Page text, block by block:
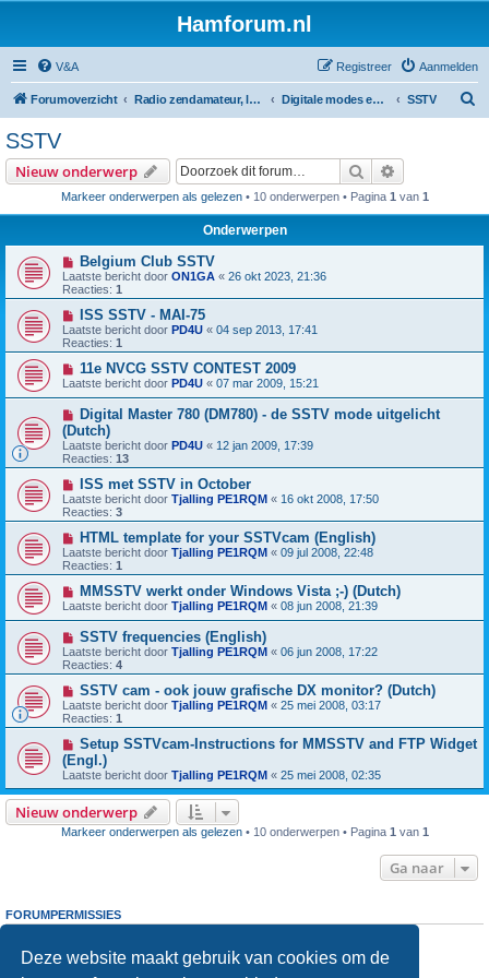
Deze website maakt gebruik van cookies om de
Hamforum.nl
V&A Aanmelden
Registreer
Forumoverzicht Radio zendamateur, luisteramateur en elektronica zelfbouw Digitale modes en morse (CW) SSTV
SSTV
Nieuw onderwerp Zoek
Markeer onderwerpen als gelezen• 10 onderwerpen • Pagina 1 van 1
Onderwerpen
Belgium Club SSTV
Laatste bericht door ON1GA « 26 okt 2023, 21:36
Reacties: 1
ISS SSTV - MAI-75
Laatste bericht door PD4U « 04 sep 2013, 17:41
Reacties: 1
11e NVCG SSTV CONTEST 2009
Laatste bericht door PD4U « 07 mar 2009, 15:21
Digital Master 780 (DM780) - de SSTV mode uitgelicht
(Dutch)
Laatste bericht door PD4U « 12 jan 2009, 17:39
Reacties: 13
ISS met SSTV in October
Laatste bericht door Tjalling PE1RQM « 16 okt 2008, 17:50
Reacties: 3
HTML template for your SSTVcam (English)
Laatste bericht door Tjalling PE1RQM « 09 jul 2008, 22:48
Reacties: 1
MMSSTV werkt onder Windows Vista ;-) (Dutch)
Laatste bericht door Tjalling PE1RQM « 08 jun 2008, 21:39
SSTV frequencies (English)
Laatste bericht door Tjalling PE1RQM « 06 jun 2008, 17:22
Reacties: 4
SSTV cam - ook jouw grafische DX monitor? (Dutch)
Laatste bericht door Tjalling PE1RQM « 25 mei 2008, 03:17
Reacties: 1
Setup SSTVcam-Instructions for MMSSTV and FTP Widget
(Engl.)
Laatste bericht door Tjalling PE1RQM « 25 mei 2008, 02:35
Nieuw onderwerp
Markeer onderwerpen als gelezen• 10 onderwerpen • Pagina 1 van 1
Ga naar
FORUMPERMISSIES
kunt niet
reageren op onderwerpen in dit forum
kunt nietje eigen berichten wijzigen in dit forum